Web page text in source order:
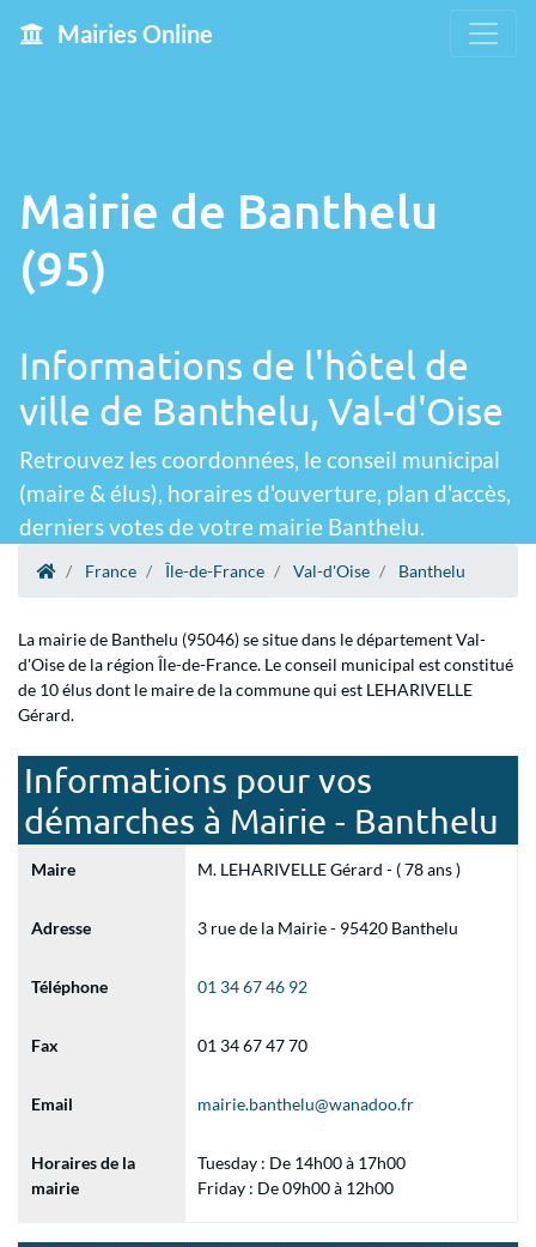
Mairies Online
Mairie de Banthelu
(95)
Informations de l'hôtel de
ville de Banthelu, Val-d'Oise
Retrouvez les coordonnées, le conseil municipal
(maire & élus), horaires d'ouverture, plan d'accès,
derniers votes de votre mairie Banthelu.
France Île-de-France Val-d'Oise Banthelu
La mairie de Banthelu (95046) se situe dans le département Val-
d'Oise de la région Île-de-France. Le conseil municipal est constitué
de 10 élus dont le maire de la commune qui est LEHARIVELLE
Gérard.
Informations pour vos
démarches à Mairie - Banthelu
Maire M. LEHARIVELLE Gérard - ( 78 ans )
Adresse 3 rue de la Mairie - 95420 Banthelu
Téléphone 01 34 67 46 92
Fax 01 34 67 47 70
Email mairie.banthelu@wanadoo.fr
Horaires de la
mairie
Tuesday : De 14h00 à 17h00
Friday : De 09h00 à 12h00